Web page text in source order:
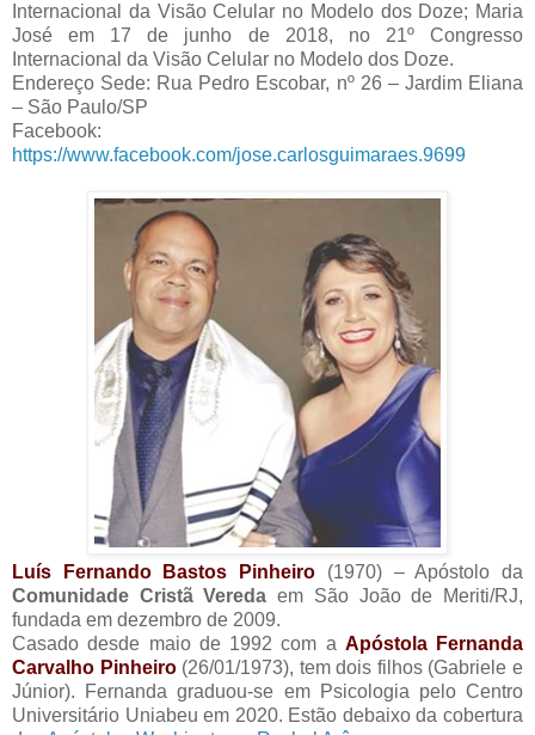
Internacional da Visão Celular no Modelo dos Doze; Maria
José em 17 de junho de 2018, no 21º Congresso
Internacional da Visão Celular no Modelo dos Doze.
Endereço Sede: Rua Pedro Escobar, nº 26 – Jardim Eliana
– São Paulo/SP
Facebook:
https://www.facebook.com/jose.carlosguimaraes.9699
Luís Fernando Bastos Pinheiro (1970) – Apóstolo da
Comunidade Cristã Vereda em São João de Meriti/RJ,
fundada em dezembro de 2009.
Casado desde maio de 1992 com a Apóstola Fernanda
Carvalho Pinheiro(26/01/1973), tem dois filhos (Gabriele e
Júnior). Fernanda graduou-se em Psicologia pelo Centro
Universitário Uniabeu em 2020. Estão debaixo da cobertura